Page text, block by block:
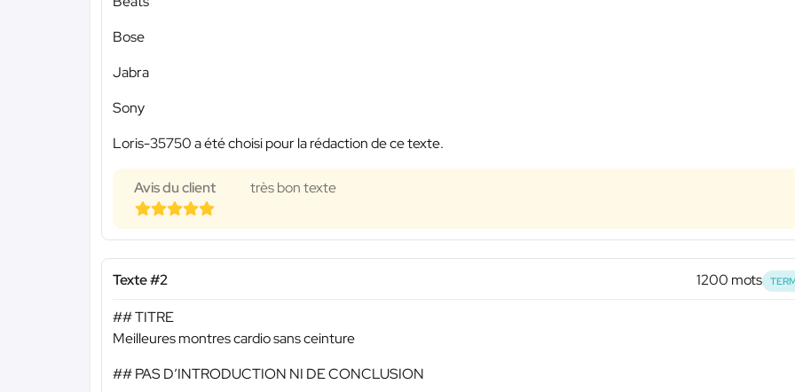
Bose
Jabra
Sony
Loris-35750 a été choisi pour la rédaction de ce texte.
Avis du client très bon texte
Texte #2 1200 mots
## TITRE
Meilleures montres cardio sans ceinture
## PAS D’INTRODUCTION NI DE CONCLUSION